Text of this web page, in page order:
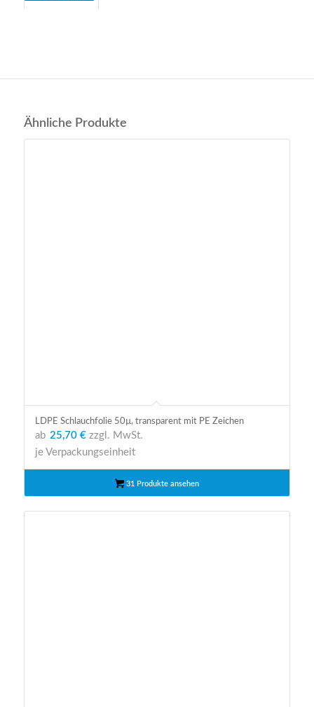
Ähnliche Produkte
LDPE Schlauchfolie 50µ, transparent mit PE Zeichen
ab 25,70 €zzgl. MwSt.
je Verpackungseinheit
31 Produkte ansehen